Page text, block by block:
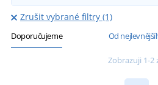
Zrušit vybrané filtry (1)
Doporučujeme Od
Zobrazuji 1-2